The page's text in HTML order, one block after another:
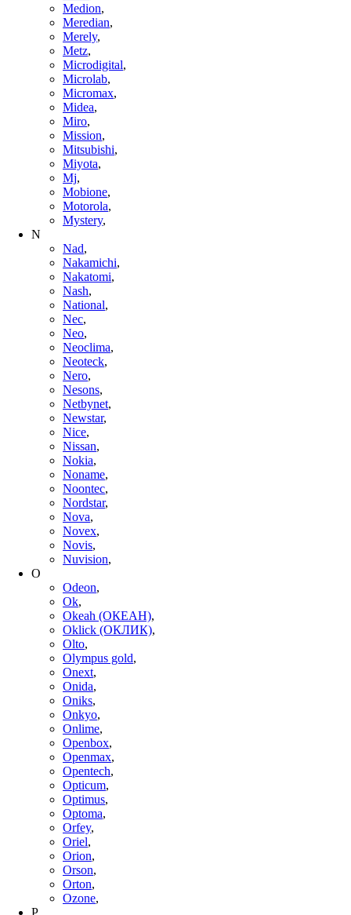
Medion,
Meredian,
Merely,
Metz,
Microdigital,
Microlab,
Micromax,
Midea,
Miro,
Mission,
Mitsubishi,
Miyota,
Mj,
Mobione,
Motorola,
Mystery,
N
Nad,
Nakamichi,
Nakatomi,
Nash,
National,
Nec,
Neo,
Neoclima,
Neoteck,
Nero,
Nesons,
Netbynet,
Newstar,
Nice,
Nissan,
Nokia,
Noname,
Noontec,
Nordstar,
Nova,
Novex,
Novis,
Nuvision,
O
Odeon,
Ok,
Okeah (ОКЕАН),
Oklick (ОКЛИК),
Olto,
Olympus gold,
Onext,
Onida,
Oniks,
Onkyo,
Onlime,
Openbox,
Openmax,
Opentech,
Opticum,
Optimus,
Optoma,
Orfey,
Oriel,
Orion,
Orson,
Orton,
Ozone,
P